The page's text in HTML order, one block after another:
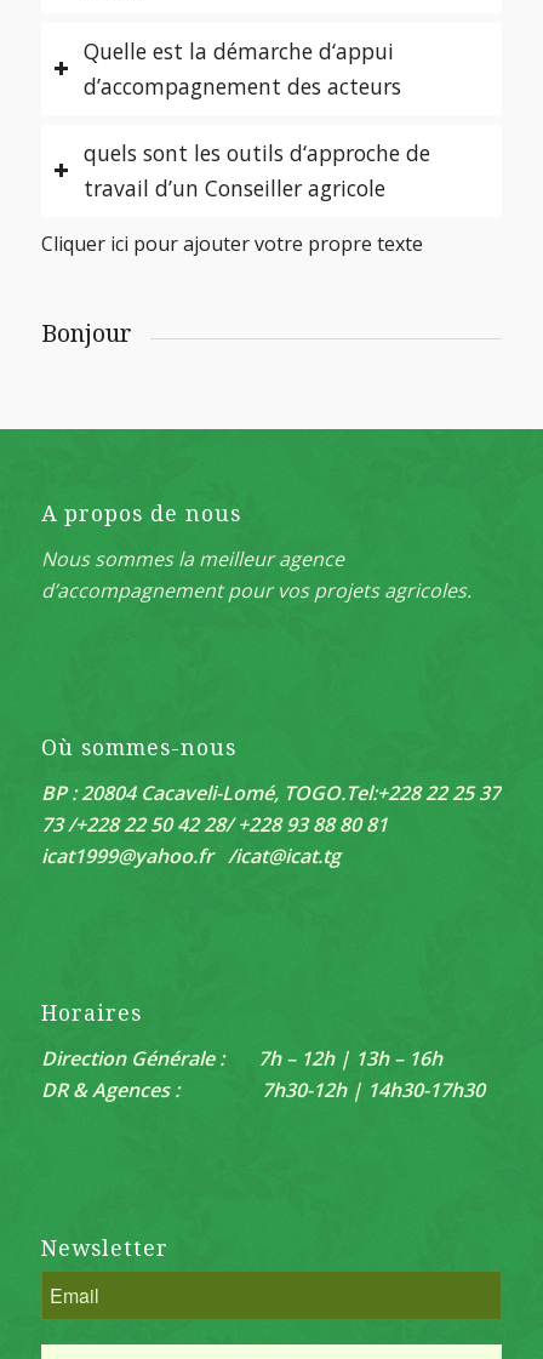
Quelle est la démarche d‘appui
d’accompagnement des acteurs
quels sont les outils d‘approche de
travail d’un Conseiller agricole
Cliquer ici pour ajouter votre propre texte
Bonjour
A propos de nous
Nous sommes la meilleur agence
d’accompagnement pour vos projets agricoles.
Où sommes-nous
BP : 20804 Cacaveli-Lomé, TOGO.Tel:+228 22 25 37
73 /+228 22 50 42 28/ +228 93 88 80 81
icat1999@yahoo.fr /icat@icat.tg
Horaires
Direction Générale : 7h – 12h | 13h – 16h
DR & Agences : 7h30-12h | 14h30-17h30
Newsletter